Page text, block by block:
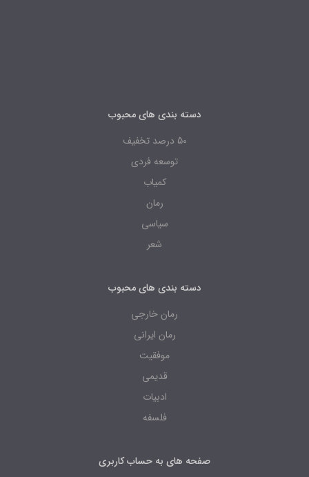
دسته بندی های محبوب
توسعه فردی
دسته بندی های محبوب
رمان خارجی
رمان ایرانی
صفحه های به حساب کاربری